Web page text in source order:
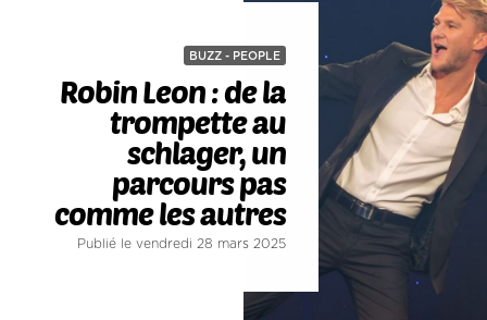
BUZZ - PEOPLE
Robin Leon : de la
trompette au
schlager, un
parcours pas
comme les autres
Publié le vendredi 28 mars 2025